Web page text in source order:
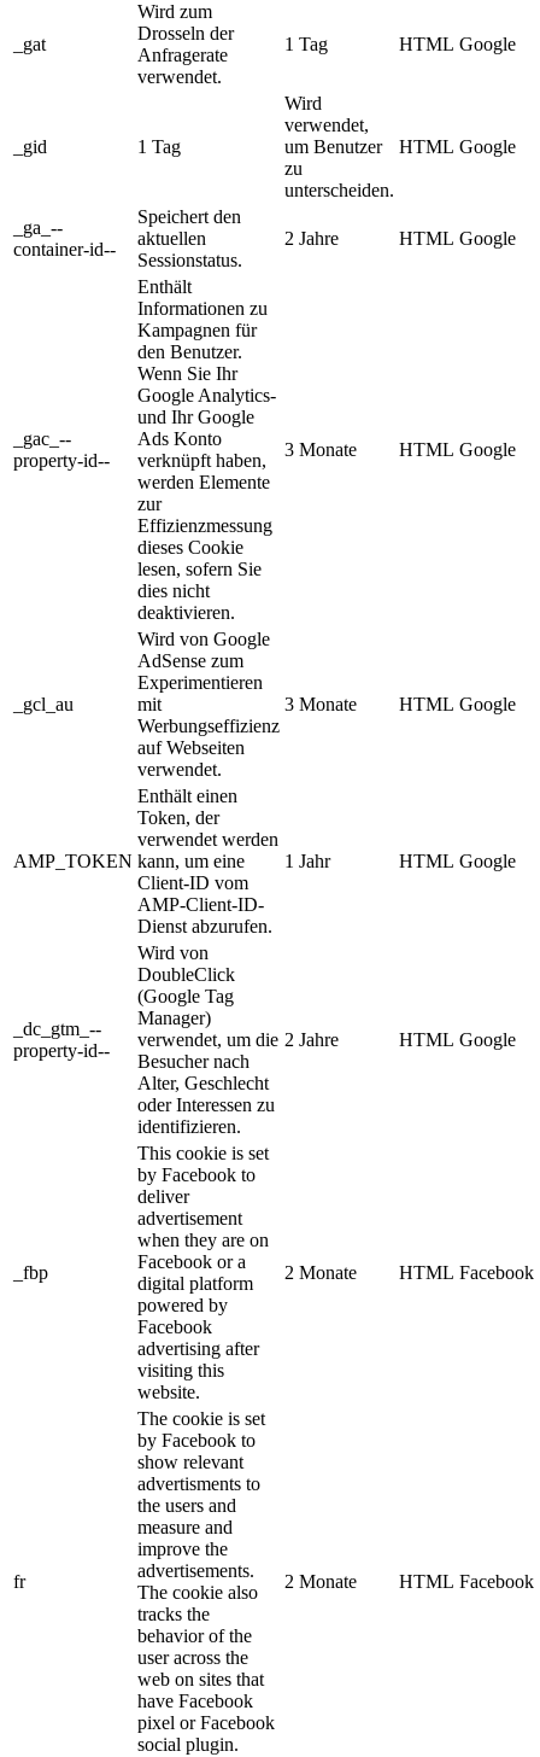
_gat
Wird zum
Drosseln der
Anfragerate
verwendet.
1 Tag HTML Google
_gid 1 Tag
Wird
verwendet,
um Benutzer
zu
unterscheiden.
HTML Google
_ga_--
container-id--
Speichert den
aktuellen
Sessionstatus.
2 Jahre HTML Google
_gac_--
property-id--
Enthält
Informationen zu
Kampagnen für
den Benutzer.
Wenn Sie Ihr
Google Analytics-
und Ihr Google
Ads Konto
verknüpft haben,
werden Elemente
zur
Effizienzmessung
dieses Cookie
lesen, sofern Sie
dies nicht
deaktivieren.
3 Monate HTML Google
_gcl_au
Wird von Google
AdSense zum
Experimentieren
mit
Werbungseffizienz
auf Webseiten
verwendet.
3 Monate HTML Google
AMP_TOKEN
Enthält einen
Token, der
verwendet werden
kann, um eine
Client-ID vom
AMP-Client-ID-
Dienst abzurufen.
1 Jahr HTML Google
_dc_gtm_--
property-id--
Wird von
DoubleClick
(Google Tag
Manager)
verwendet, um die
Besucher nach
Alter, Geschlecht
oder Interessen zu
identifizieren.
2 Jahre HTML Google
_fbp
This cookie is set
by Facebook to
deliver
advertisement
when they are on
Facebook or a
digital platform
powered by
Facebook
advertising after
visiting this
website.
2 Monate HTML Facebook
fr
The cookie is set
by Facebook to
show relevant
advertisments to
the users and
measure and
improve the
advertisements.
The cookie also
tracks the
behavior of the
user across the
web on sites that
have Facebook
pixel or Facebook
social plugin.
2 Monate HTML Facebook